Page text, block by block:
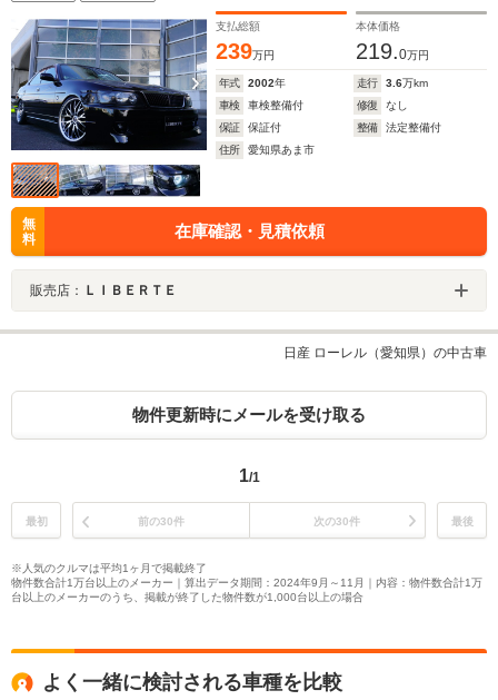
支払総額
239万円
本体価格
219.0万円
年式 2002年 走行 3.6万km
車検
車検整備付 修復
なし
保証
保証付 整備
法定整備付
住所
愛知県あま市
無
料
在庫確認・見積依頼
販売店： ＬＩＢＥＲＴＥ
日産 ローレル（愛知県）の中古車
物件更新時にメールを受け取る
1/1
最初 前の30件 次の30件 最後
※人気のクルマは平均1ヶ月で掲載終了
物件数合計1万台以上のメーカー｜算出データ期間：2024年9月～11月｜内容：物件数合計1万
台以上のメーカーのうち、掲載が終了した物件数が1,000台以上の場合
よく一緒に検討される車種を比較